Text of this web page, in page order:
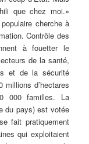
que chez moi.»
cherche à
Contrôle des
à fouetter le
de la santé,
et de la sécurité
d’hectares
000 familles. La
du pays) est votée
fait pratiquement
qui exploitaient